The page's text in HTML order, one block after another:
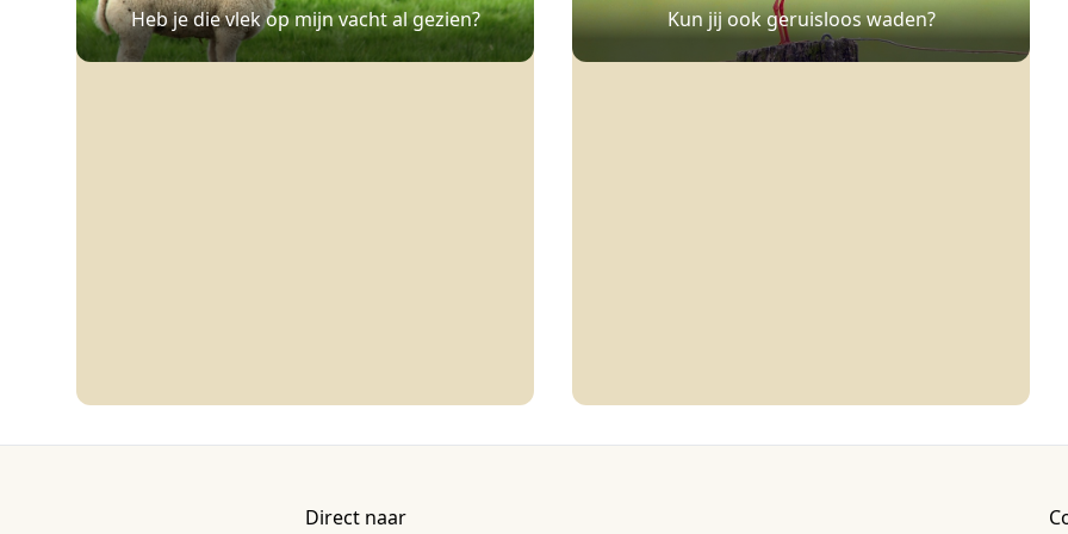
Heb je die vlek op mijn vacht al gezien? Kun jij ook geruisloos waden?
Direct naar